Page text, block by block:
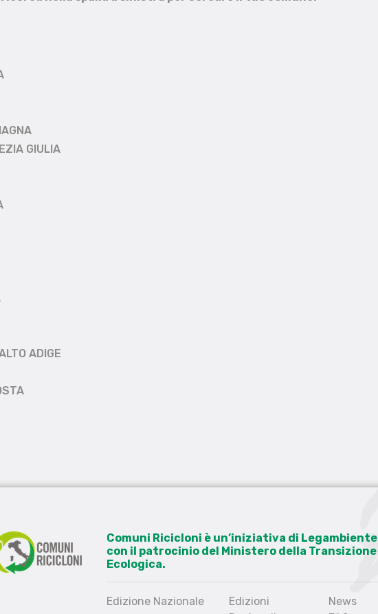
GIULIA
ADIGE
Comuni Ricicloni è un’iniziativa di Legambiente
con il patrocinio del Ministero della Transizione
Ecologica.
Edizione Nazionale
Edizioni
News